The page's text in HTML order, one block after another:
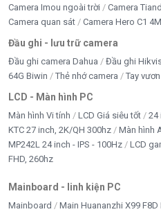
Camera Imou ngoài trời
Camera
Camera quan sát
Camera Hero C1
Đầu ghi - lưu trữ camera
Đầu ghi camera Dahua Đầu ghi
64G Biwin
Thẻ nhớ camera Tay
LCD - Màn hình PC
Màn hình Vi tính LCD Giá siêu tốt 24
KTC 27 inch, 2K/QH 300hz
Màn hình
MP242L 24 inch - IPS - 100Hz
LCD
FHD, 260hz
Mainboard - linh kiện PC
Mainboard Main Huananzhi X99 F8D